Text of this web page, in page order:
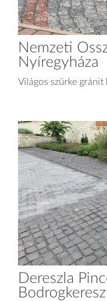
Nemzeti
Nyíregyháza
Világos szürke gránit
Dereszla